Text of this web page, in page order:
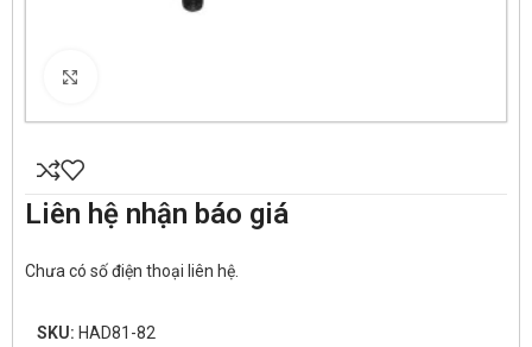
Liên hệ nhận báo giá
Chưa có số điện thoại liên hệ.
SKU: HAD81-82